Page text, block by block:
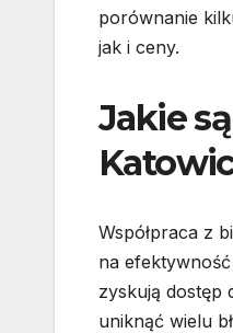
porównanie
jak i ceny.
Jakie
Współpraca z
na
zyskują dostęp
uniknąć wielu